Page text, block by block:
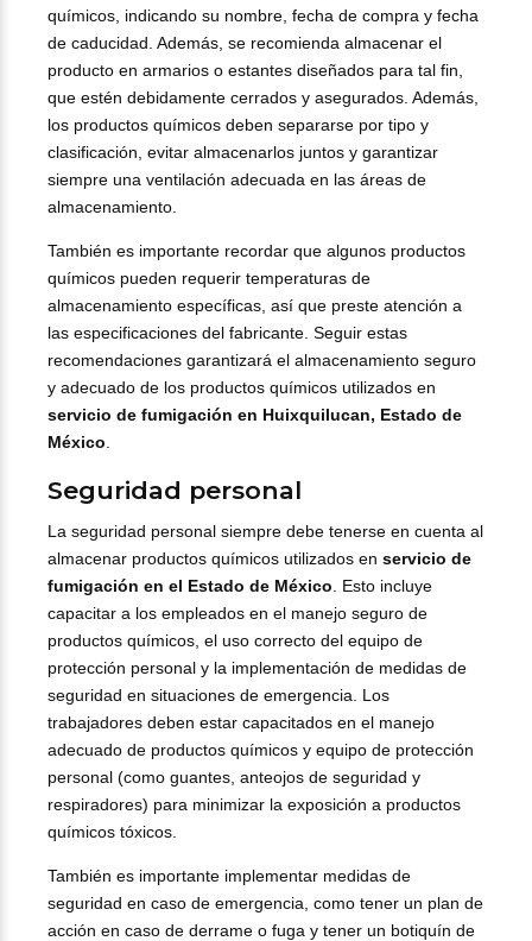
químicos, indicando su nombre, fecha de compra y fecha
de caducidad. Además, se recomienda almacenar el
producto en armarios o estantes diseñados para tal fin,
que estén debidamente cerrados y asegurados. Además,
los productos químicos deben separarse por tipo y
clasificación, evitar almacenarlos juntos y garantizar
siempre una ventilación adecuada en las áreas de
almacenamiento.
También es importante recordar que algunos productos
químicos pueden requerir temperaturas de
almacenamiento específicas, así que preste atención a
las especificaciones del fabricante. Seguir estas
recomendaciones garantizará el almacenamiento seguro
y adecuado de los productos químicos utilizados en
servicio de fumigación en Huixquilucan, Estado de
México.
Seguridad personal
La seguridad personal siempre debe tenerse en cuenta al
almacenar productos químicos utilizados en servicio de
fumigación en el Estado de México . Esto incluye
capacitar a los empleados en el manejo seguro de
productos químicos, el uso correcto del equipo de
protección personal y la implementación de medidas de
seguridad en situaciones de emergencia. Los
trabajadores deben estar capacitados en el manejo
adecuado de productos químicos y equipo de protección
personal (como guantes, anteojos de seguridad y
respiradores) para minimizar la exposición a productos
químicos tóxicos.
También es importante implementar medidas de
seguridad en caso de emergencia, como tener un plan de
acción en caso de derrame o fuga y tener un botiquín de